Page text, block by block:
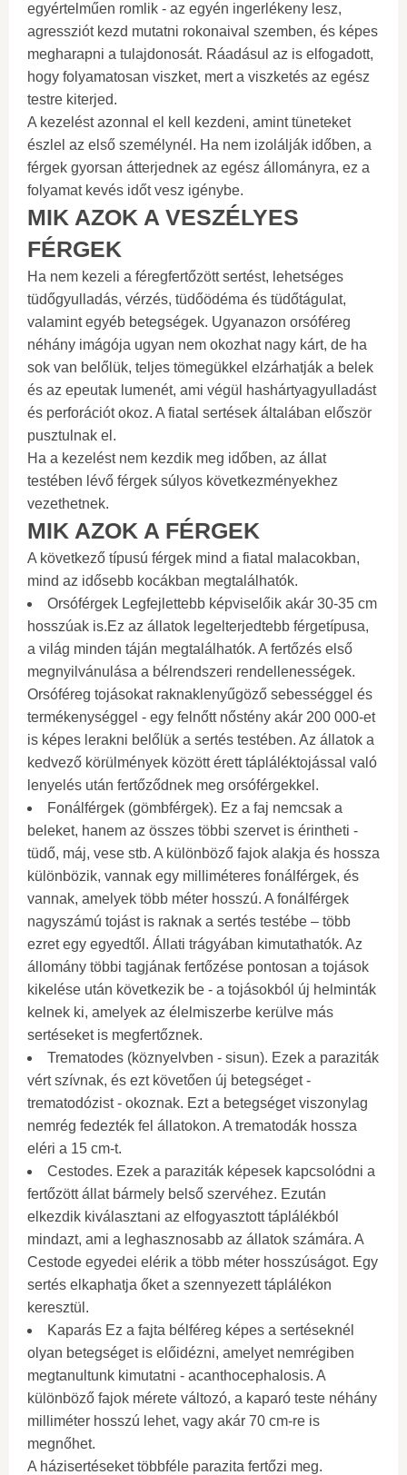
egyértelműen romlik - az egyén ingerlékeny lesz,
agressziót kezd mutatni rokonaival szemben, és képes
megharapni a tulajdonosát. Ráadásul az is elfogadott,
hogy folyamatosan viszket, mert a viszketés az egész
testre kiterjed.
A kezelést azonnal el kell kezdeni, amint tüneteket
észlel az első személynél. Ha nem izolálják időben, a
férgek gyorsan átterjednek az egész állományra, ez a
folyamat kevés időt vesz igénybe.
MIK AZOK A VESZÉLYES
FÉRGEK
Ha nem kezeli a féregfertőzött sertést, lehetséges
tüdőgyulladás, vérzés, tüdőödéma és tüdőtágulat,
valamint egyéb betegségek. Ugyanazon orsóféreg
néhány imágója ugyan nem okozhat nagy kárt, de ha
sok van belőlük, teljes tömegükkel elzárhatják a belek
és az epeutak lumenét, ami végül hashártyagyulladást
és perforációt okoz. A fiatal sertések általában először
pusztulnak el.
Ha a kezelést nem kezdik meg időben, az állat
testében lévő férgek súlyos következményekhez
vezethetnek.
MIK AZOK A FÉRGEK
A következő típusú férgek mind a fiatal malacokban,
mind az idősebb kocákban megtalálhatók.
Orsóférgek Legfejlettebb képviselőik akár 30-35 cm
hosszúak is.Ez az állatok legelterjedtebb férgetípusa,
a világ minden táján megtalálhatók. A fertőzés első
megnyilvánulása a bélrendszeri rendellenességek.
Orsóféreg tojásokat raknaklenyűgöző sebességgel és
termékenységgel - egy felnőtt nőstény akár 200 000-et
is képes lerakni belőlük a sertés testében. Az állatok a
kedvező körülmények között érett tápláléktojással való
lenyelés után fertőződnek meg orsóférgekkel.
Fonálférgek (gömbférgek). Ez a faj nemcsak a
beleket, hanem az összes többi szervet is érintheti -
tüdő, máj, vese stb. A különböző fajok alakja és hossza
különbözik, vannak egy milliméteres fonálférgek, és
vannak, amelyek több méter hosszú. A fonálférgek
nagyszámú tojást is raknak a sertés testébe – több
ezret egy egyedtől. Állati trágyában kimutathatók. Az
állomány többi tagjának fertőzése pontosan a tojások
kikelése után következik be - a tojásokból új helminták
kelnek ki, amelyek az élelmiszerbe kerülve más
sertéseket is megfertőznek.
Trematodes (köznyelvben - sisun). Ezek a paraziták
vért szívnak, és ezt követően új betegséget -
trematodózist - okoznak. Ezt a betegséget viszonylag
nemrég fedezték fel állatokon. A trematodák hossza
eléri a 15 cm-t.
Cestodes. Ezek a paraziták képesek kapcsolódni a
fertőzött állat bármely belső szervéhez. Ezután
elkezdik kiválasztani az elfogyasztott táplálékból
mindazt, ami a leghasznosabb az állatok számára. A
Cestode egyedei elérik a több méter hosszúságot. Egy
sertés elkaphatja őket a szennyezett táplálékon
keresztül.
Kaparás Ez a fajta bélféreg képes a sertéseknél
olyan betegséget is előidézni, amelyet nemrégiben
megtanultunk kimutatni - acanthocephalosis. A
különböző fajok mérete változó, a kaparó teste néhány
milliméter hosszú lehet, vagy akár 70 cm-re is
megnőhet.
A házisertéseket többféle parazita fertőzi meg.